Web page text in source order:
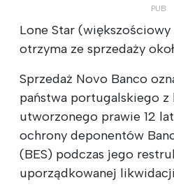
Lone Star (większościowy
otrzyma ze sprzedaży
Sprzedaż Novo Banco
państwa portugalskiego z
utworzonego prawie 12
ochrony deponentów
(BES) podczas jego
uporządkowanej